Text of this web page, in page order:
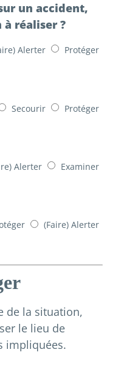
un accident,
réaliser ?
Alerter Protéger
Secourir Protéger
Alerter Examiner
(Faire) Alerter
de la situation,
le lieu de
impliquées.